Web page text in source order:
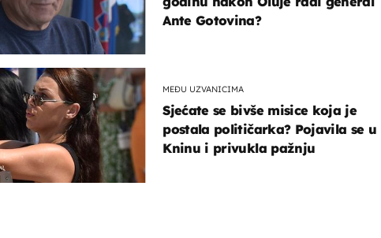
Ante Gotovina?
MEĐU UZVANICIMA
Sjećate se bivše misice koja je
postala političarka? Pojavila se u
Kninu i privukla pažnju